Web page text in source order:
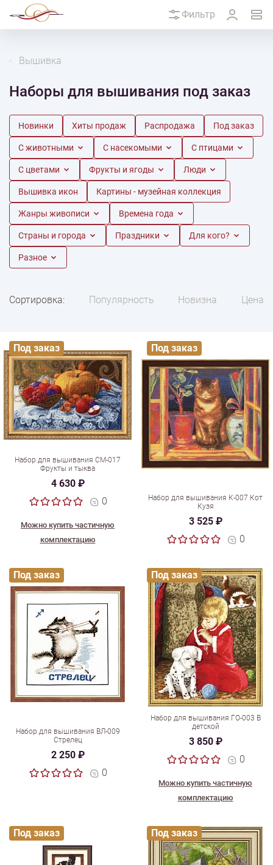
Фильтр
Вышивка
Наборы для вышивания под заказ
Новинки Хиты продаж Распродажа Под заказ
С животными С насекомыми С птицами
С цветами Фрукты и ягоды Люди
Вышивка икон Картины - музейная коллекция
Жанры живописи Времена года
Страны и города Праздники Для кого?
Разное
Сортировка: Популярность Новизна Цена
Набор для вышивания СМ-017
Фрукты и тыква
4 630 ₽
0
Можно купить частичную
комплектацию
Под заказ
Набор для вышивания К-007 Кот
Кузя
3 525 ₽
0
Под заказ
Набор для вышивания ВЛ-009
Стрелец
2 250 ₽
0
Под заказ
Набор для вышивания ГО-003 В
детской
3 850 ₽
0
Можно купить частичную
комплектацию
Под заказ
Под заказ Под заказ